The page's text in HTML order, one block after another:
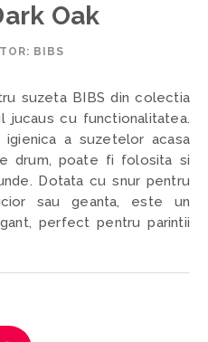
Oak
BIBS
suzeta BIBS din colectia
jucaus cu functionalitatea.
a suzetelor acasa
drum, poate fi folosita si
Dotata cu snur pentru
sau geanta, este un
perfect pentru parintii